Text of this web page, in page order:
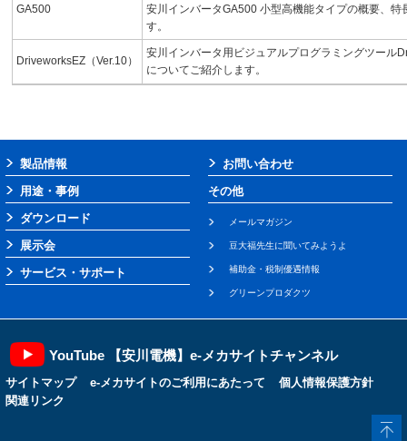
GA500
安川インバータGA500 小型高機能タイプの概要、特
す。
DriveworksEZ（Ver.10）
安川インバータ用ビジュアルプログラミングツール
についてご紹介します。
製品情報
用途・事例
ダウンロード
展示会
サービス・サポート
お問い合わせ
その他
メールマガジン
豆大福先生に聞いてみようよ
補助金・税制優遇情報
グリーンプロダクツ
YouTube 【安川電機】e-メカサイトチャンネル
サイトマップ e-メカサイトのご利用にあたって
個人情報保護方針
関連リンク